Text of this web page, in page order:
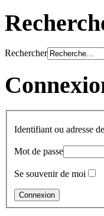
Rechercher
Identifiant ou adresse
Mot de passe
Se souvenir de moi